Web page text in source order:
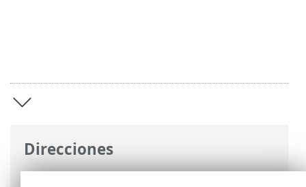
Direcciones
Ayuda en línea de ESET>ESET PROTECT